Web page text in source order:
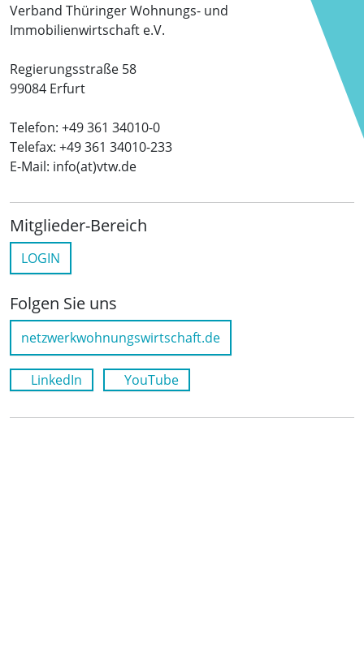
Verband Thüringer Wohnungs- und
Immobilienwirtschaft e.V.
Regierungsstraße 58
99084 Erfurt
Telefon: +49 361 34010-0
Telefax: +49 361 34010-233
E-Mail: info(at)vtw.de
Mitglieder-Bereich
LOGIN
Folgen Sie uns
netzwerkwohnungswirtschaft.de
LinkedIn YouTube